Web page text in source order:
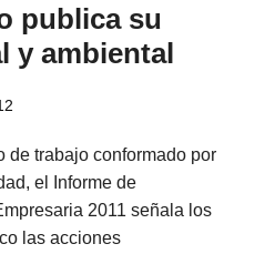
publica su
y ambiental
de trabajo conformado por
el Informe de
2011 señala los
las acciones